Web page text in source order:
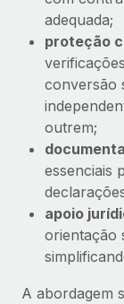
adequada;
proteção
conversão
outrem;
essenciais
apoio
orientação
A abordagem